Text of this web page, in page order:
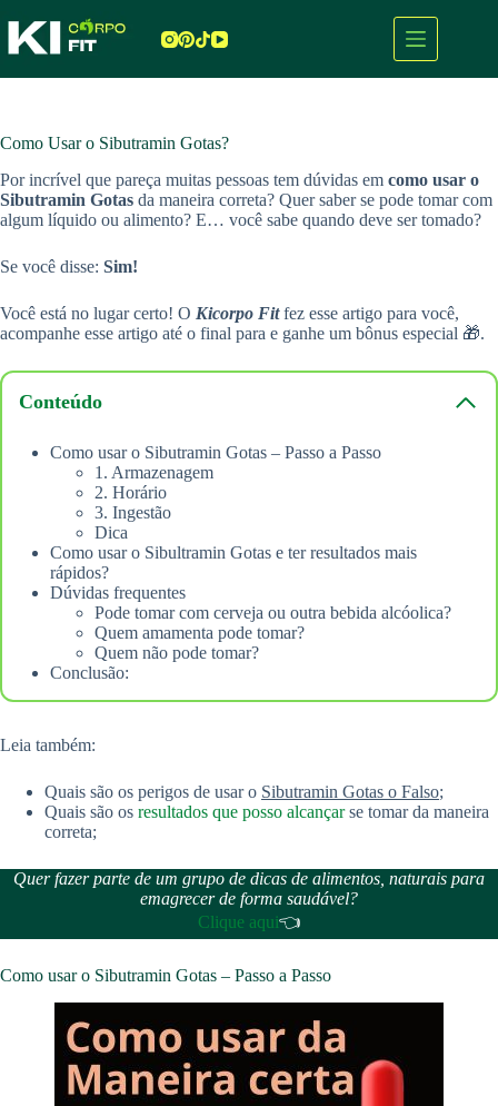
para
Como Usar o Sibutramin Gotas?
Por incrível que pareça muitas pessoas tem dúvidas em como usar o
Sibutramin Gotas da maneira correta? Quer saber se pode tomar com
algum líquido ou alimento? E… você sabe quando deve ser tomado?
Se você disse: Sim!
Você está no lugar certo! O Kicorpo Fitfez esse artigo para você,
acompanhe esse artigo até o final para e ganhe um bônus especial 🎁.
Conteúdo
Como usar o Sibutramin Gotas – Passo a Passo
1. Armazenagem
2. Horário
3. Ingestão
Dica
Como usar o Sibultramin Gotas e ter resultados mais
rápidos?
Dúvidas frequentes
Pode tomar com cerveja ou outra bebida alcóolica?
Quem amamenta pode tomar?
Quem não pode tomar?
Conclusão:
Leia também:
Quais são os perigos de usar o Sibutramin Gotas o Falso;
Quais são os resultados que posso alcançarse tomar da maneira
correta;
Quer fazer parte de um grupo de dicas de alimentos, naturais para
emagrecer de forma saudável?
Clique aqui👈
Como usar o Sibutramin Gotas – Passo a Passo